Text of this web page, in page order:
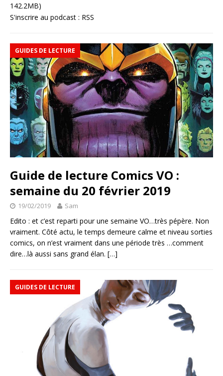
142.2MB)
S'inscrire au podcast : RSS
GUIDES DE LECTURE
Guide de lecture Comics VO :
semaine du 20 février 2019
19/02/2019 Sam
Edito : et c’est reparti pour une semaine VO…très pépère. Non
vraiment. Côté actu, le temps demeure calme et niveau sorties
comics, on n’est vraiment dans une période très …comment
dire…là aussi sans grand élan. […]
GUIDES DE LECTURE